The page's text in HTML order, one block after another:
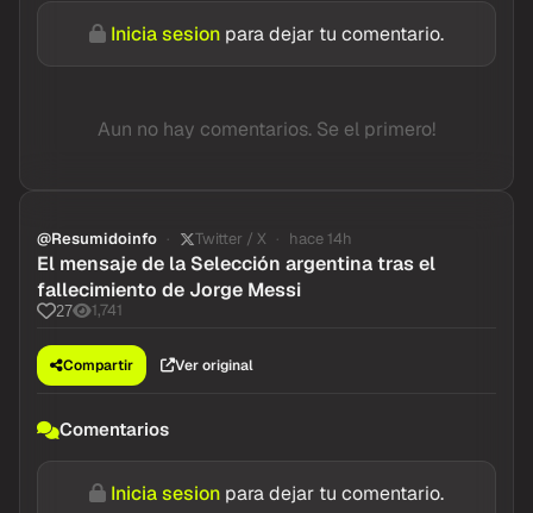
Inicia sesion para dejar tu comentario.
Aun no hay comentarios. Se el primero!
@Resumidoinfo Twitter / X hace 14h
El mensaje de la Selección argentina tras el
fallecimiento de Jorge Messi
27 1,741
Compartir Ver original
Comentarios
Inicia sesion para dejar tu comentario.